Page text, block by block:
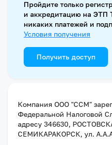
Пройдите только
и аккредитацию на ЭТП
никаких платежей и
Условия получения
Получить доступ
Компания ООО "ССМ"
Федеральной Налоговой
адресу 346630,
СЕМИКАРАКОРСК, ул.